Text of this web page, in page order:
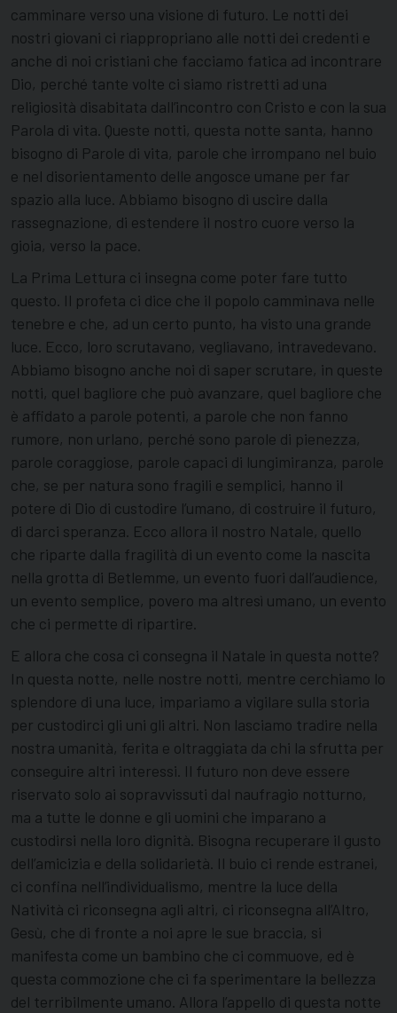
camminare verso una visione di futuro. Le notti dei
nostri giovani ci riappropriano alle notti dei credenti e
anche di noi cristiani che facciamo fatica ad incontrare
Dio, perché tante volte ci siamo ristretti ad una
religiosità disabitata dall’incontro con Cristo e con la sua
Parola di vita. Queste notti, questa notte santa, hanno
bisogno di Parole di vita, parole che irrompano nel buio
e nel disorientamento delle angosce umane per far
spazio alla luce. Abbiamo bisogno di uscire dalla
rassegnazione, di estendere il nostro cuore verso la
gioia, verso la pace.
La Prima Lettura ci insegna come poter fare tutto
questo. Il profeta ci dice che il popolo camminava nelle
tenebre e che, ad un certo punto, ha visto una grande
luce. Ecco, loro scrutavano, vegliavano, intravedevano.
Abbiamo bisogno anche noi di saper scrutare, in queste
notti, quel bagliore che può avanzare, quel bagliore che
è affidato a parole potenti, a parole che non fanno
rumore, non urlano, perché sono parole di pienezza,
parole coraggiose, parole capaci di lungimiranza, parole
che, se per natura sono fragili e semplici, hanno il
potere di Dio di custodire l’umano, di costruire il futuro,
di darci speranza. Ecco allora il nostro Natale, quello
che riparte dalla fragilità di un evento come la nascita
nella grotta di Betlemme, un evento fuori dall’audience,
un evento semplice, povero ma altresì umano, un evento
che ci permette di ripartire.
E allora che cosa ci consegna il Natale in questa notte?
In questa notte, nelle nostre notti, mentre cerchiamo lo
splendore di una luce, impariamo a vigilare sulla storia
per custodirci gli uni gli altri. Non lasciamo tradire nella
nostra umanità, ferita e oltraggiata da chi la sfrutta per
conseguire altri interessi. Il futuro non deve essere
riservato solo ai sopravvissuti dal naufragio notturno,
ma a tutte le donne e gli uomini che imparano a
custodirsi nella loro dignità. Bisogna recuperare il gusto
dell’amicizia e della solidarietà. Il buio ci rende estranei,
ci confina nell’individualismo, mentre la luce della
Natività ci riconsegna agli altri, ci riconsegna all’Altro,
Gesù, che di fronte a noi apre le sue braccia, si
manifesta come un bambino che ci commuove, ed è
questa commozione che ci fa sperimentare la bellezza
del terribilmente umano. Allora l’appello di questa notte